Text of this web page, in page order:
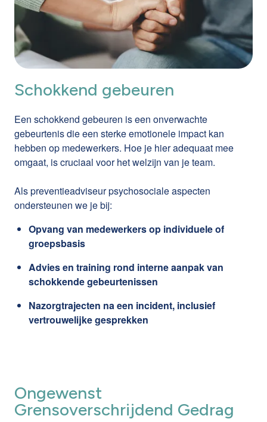
Schokkend gebeuren
Een schokkend gebeuren is een onverwachte
gebeurtenis die een sterke emotionele impact kan
hebben op medewerkers. Hoe je hier adequaat mee
omgaat, is cruciaal voor het welzijn van je team.
Als preventieadviseur psychosociale aspecten
ondersteunen we je bij:
Opvang van medewerkers op individuele of
groepsbasis
Advies en training rond interne aanpak van
schokkende gebeurtenissen
Nazorgtrajecten na een incident, inclusief
vertrouwelijke gesprekken
Ongewenst
Grensoverschrijdend Gedrag